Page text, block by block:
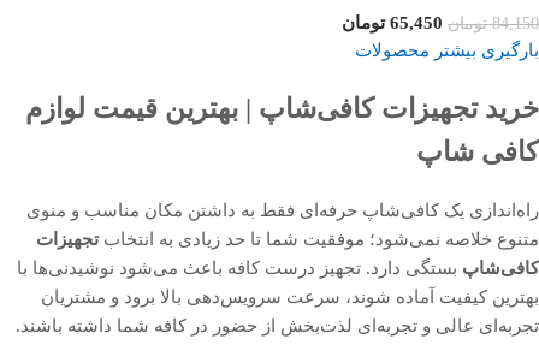
84,150 تومان 65,450 تومان
بارگیری بیشتر محصولات
خرید تجهیزات کافی‌شاپ | بهترین قیمت لوازم
کافی شاپ
راه‌اندازی یک کافی‌شاپ حرفه‌ای فقط به داشتن مکان مناسب و منوی
متنوع خلاصه نمی‌شود؛ موفقیت شما تا حد زیادی به انتخابتجهیزات
کافی‌شاپ بستگی دارد. تجهیز درست کافه باعث می‌شود نوشیدنی‌ها با
بهترین کیفیت آماده شوند، سرعت سرویس‌دهی بالا برود و مشتریان
تجربه‌ای عالی و تجربه‌ای لذت‌بخش از حضور در کافه شما داشته باشند.